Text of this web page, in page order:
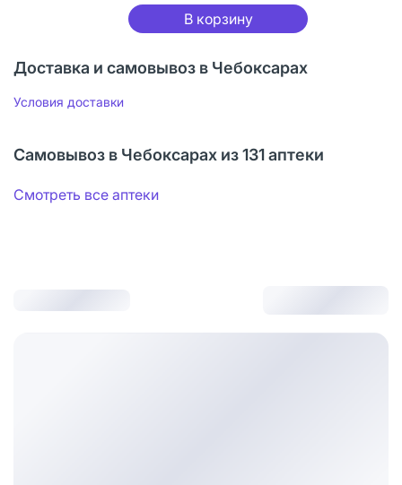
В корзину
Доставка и самовывоз в Чебоксарах
Условия доставки
Самовывоз в Чебоксарах из 131 аптеки
Смотреть все аптеки